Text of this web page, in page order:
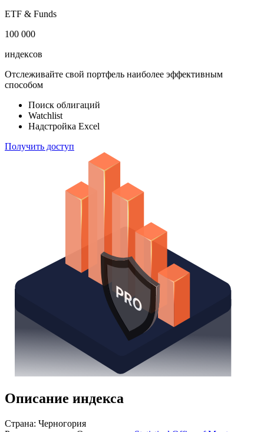
ETF & Funds
100 000
индексов
Отслеживайте свой портфель наиболее эффективным
способом
Поиск облигаций
Watchlist
Надстройка Excel
Получить доступ
Описание индекса
Страна: Черногория